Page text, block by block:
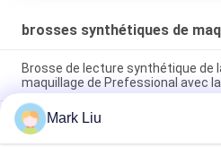
brosses synthétiques de
Brosse de lecture synthétique de
maquillage de Prefessional avec
De luxe synthétique de brosse de
brosse exclusif de maquillage de
Mark Liu